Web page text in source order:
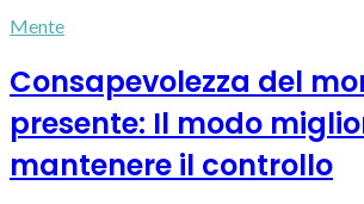
Mente
Consapevolezza del
presente: Il modo
mantenere il controllo